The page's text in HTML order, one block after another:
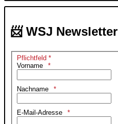
📨 WSJ Newsletter
Pflichtfeld *
Vorname
Nachname
E-Mail-Adresse